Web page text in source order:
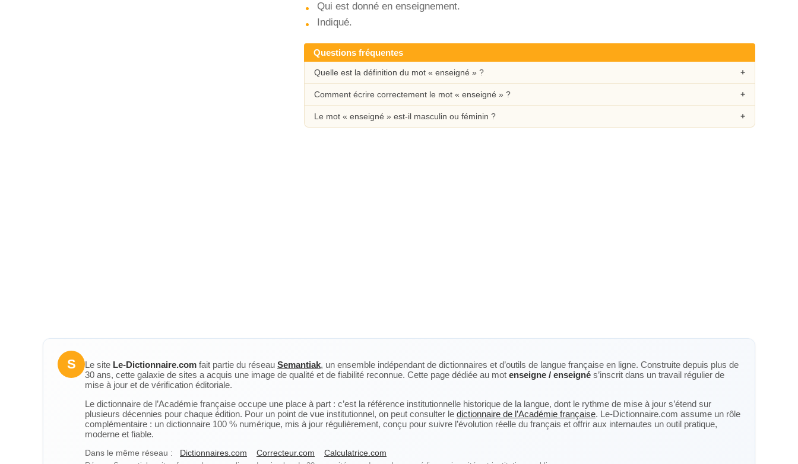
Qui est donné en enseignement.
Indiqué.
Questions fréquentes
Quelle est la définition du mot « enseigné » ?
Comment écrire correctement le mot « enseigné » ?
Le mot « enseigné » est-il masculin ou féminin ?
S Le site Le-Dictionnaire.com fait partie du réseau Semantiak, un ensemble indépendant de dictionnaires et d’outils de langue française en ligne. Construite depuis plus de
30 ans, cette galaxie de sites a acquis une image de qualité et de fiabilité reconnue. Cette page dédiée au mot enseigne / enseigné s’inscrit dans un travail régulier de
mise à jour et de vérification éditoriale.
Le dictionnaire de l’Académie française occupe une place à part : c’est la référence institutionnelle historique de la langue, dont le rythme de mise à jour s’étend sur
plusieurs décennies pour chaque édition. Pour un point de vue institutionnel, on peut consulter le dictionnaire de l’Académie française. Le-Dictionnaire.com assume un rôle
complémentaire : un dictionnaire 100 % numérique, mis à jour régulièrement, conçu pour suivre l’évolution réelle du français et offrir aux internautes un outil pratique,
moderne et fiable.
Dans le même réseau : Dictionnaires.com Correcteur.com Calculatrice.com